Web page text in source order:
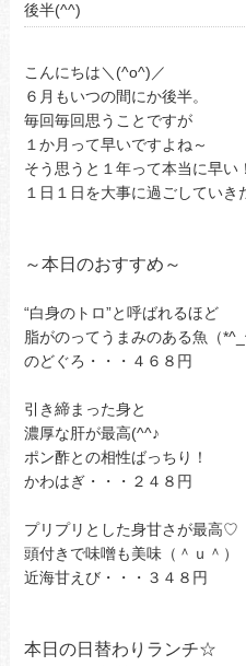
後半(^^)
こんにちは＼(^o^)／
６月もいつの間にか後半。
毎回毎回思うことですが
１か月って早いですよね～
そう思うと１年って本当に早い！
１日１日を大事に過ごしてい
～本日のおすすめ～
“白身のトロ”と呼ばれるほど
脂がのってうまみのある魚（
のどぐろ・・・４６８円
引き締まった身と
濃厚な肝が最高(^^♪
ポン酢との相性ばっちり！
かわはぎ・・・２４８円
プリプリとした身甘さが最高♡
頭付きで味噌も美味（＾ｕ＾）
近海甘えび・・・３４８円
本日の日替わりランチ☆